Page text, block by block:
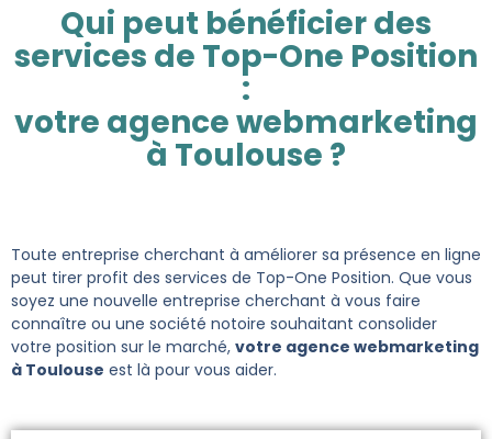
Qui peut bénéficier des
services de Top-One Position
:
votre agence webmarketing
à Toulouse ?
Toute entreprise cherchant à améliorer sa présence en ligne
peut tirer profit des services de Top-One Position. Que vous
soyez une nouvelle entreprise cherchant à vous faire
connaître ou une société notoire souhaitant consolider
votre position sur le marché, votre agence webmarketing
à Toulouse est là pour vous aider.